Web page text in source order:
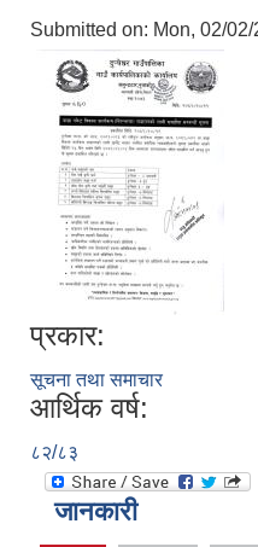
Submitted on: Mon, 02/
प्रकार:
सूचना तथा समाचार
आर्थिक वर्ष:
८२/८३
जानकारी